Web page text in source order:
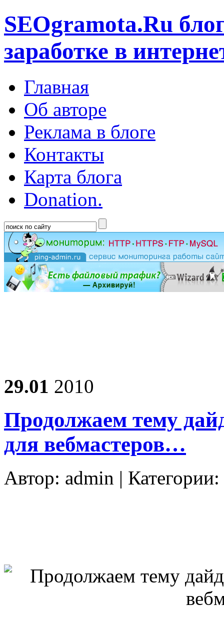
SEOgramota.Ru
заработке в
Главная
Об авторе
Реклама в блоге
Контакты
Карта блога
Donation.
29.01 2010
Продолжаем тему
для вебмастеров…
Автор: admin | Категории: